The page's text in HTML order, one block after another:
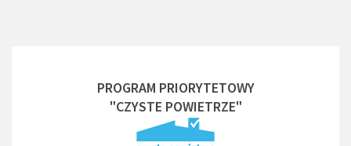
PROGRAM PRIORYTETOWY
"CZYSTE POWIETRZE"